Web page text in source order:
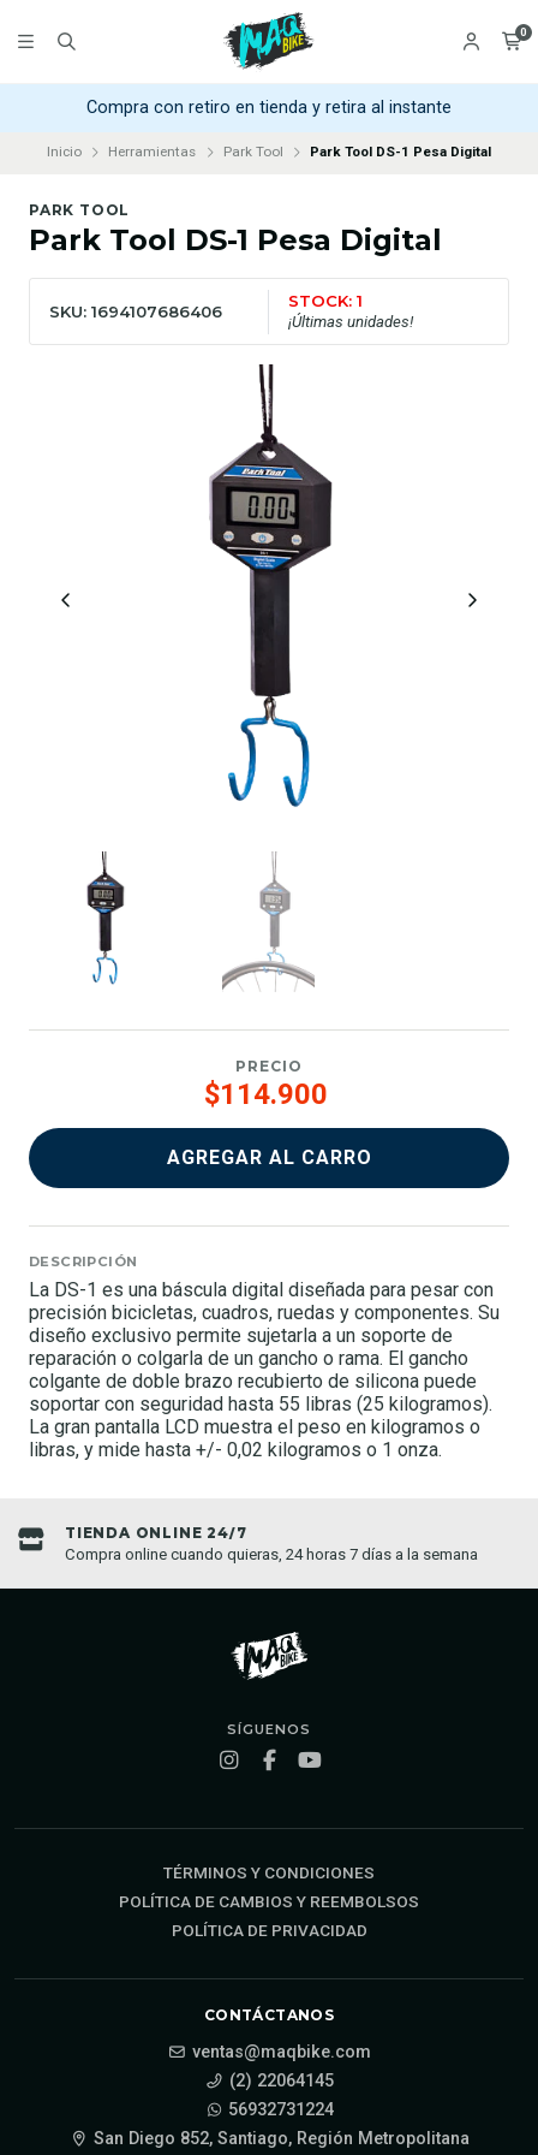
0
Compra con retiro en tienda y retira al instante
Inicio Herramientas Park Tool Park Tool DS-1 Pesa Digital
PARK TOOL
Park Tool DS-1 Pesa Digital
SKU: 1694107686406
STOCK: 1
¡Últimas unidades!
PRECIO
$114.900
AGREGAR AL CARRO
DESCRIPCIÓN
La DS-1 es una báscula digital diseñada para pesar con
precisión bicicletas, cuadros, ruedas y componentes. Su
diseño exclusivo permite sujetarla a un soporte de
reparación o colgarla de un gancho o rama. El gancho
colgante de doble brazo recubierto de silicona puede
soportar con seguridad hasta 55 libras (25 kilogramos).
La gran pantalla LCD muestra el peso en kilogramos o
libras, y mide hasta +/- 0,02 kilogramos o 1 onza.
TIENDA ONLINE 24/7
Compra online cuando quieras, 24 horas 7 días a la semana
SÍGUENOS
TÉRMINOS Y CONDICIONES
POLÍTICA DE CAMBIOS Y REEMBOLSOS
POLÍTICA DE PRIVACIDAD
CONTÁCTANOS
ventas@maqbike.com
(2) 22064145
56932731224
San Diego 852, Santiago, Región Metropolitana